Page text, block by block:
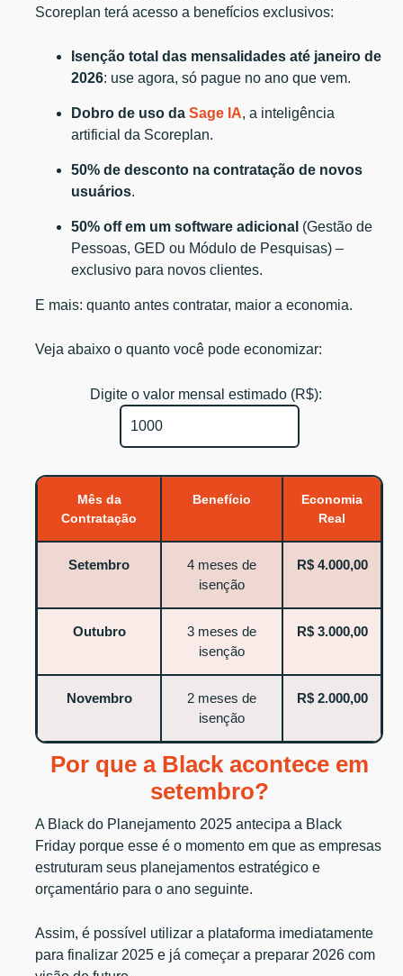
Scoreplan terá acesso a benefícios exclusivos:
Isenção total das mensalidades até janeiro de
2026: use agora, só pague no ano que vem.
Dobro de uso daSage IA, a inteligência
artificial da Scoreplan.
50% de desconto na contratação de novos
usuários.
50% off em um software adicional (Gestão de
Pessoas, GED ou Módulo de Pesquisas) –
exclusivo para novos clientes.
E mais: quanto antes contratar, maior a economia.
Veja abaixo o quanto você pode economizar:
Digite o valor mensal estimado (R$):
Mês da
Contratação
Benefício
Economia
Real
Setembro
4 meses de
isenção
R$ 4.000,00
Outubro
3 meses de
isenção
R$ 3.000,00
Novembro
2 meses de
isenção
R$ 2.000,00
Por que a Black acontece em
setembro?
A Black do Planejamento 2025 antecipa a Black
Friday porque esse é o momento em que as empresas
estruturam seus planejamentos estratégico e
orçamentário para o ano seguinte.
Assim, é possível utilizar a plataforma imediatamente
para finalizar 2025 e já começar a preparar 2026 com